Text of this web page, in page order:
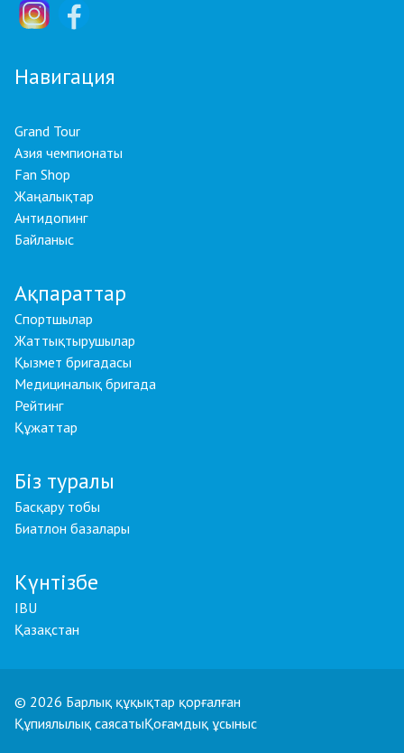
Навигация
Grand Tour
Азия чемпионаты
Fan Shop
Жаңалықтар
Антидопинг
Байланыс
Ақпараттар
Спортшылар
Жаттықтырушылар
Қызмет бригадасы
Медициналық бригада
Рейтинг
Құжаттар
Біз туралы
Басқару тобы
Биатлон базалары
Күнтізбе
IBU
Қазақстан
© 2026 Барлық құқықтар қорғалған
Құпиялылық саясатыҚоғамдық ұсыныс